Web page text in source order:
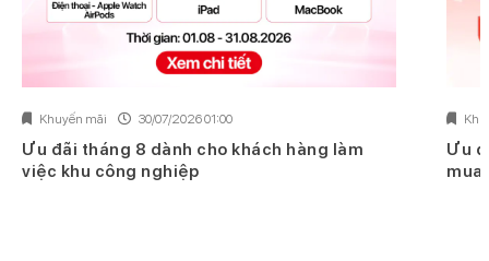
Khuyến mãi 30/07/2026 01:00
Ưu đãi tháng 8 dành cho khách hàng làm
việc khu công nghiệp
Ưu
mua